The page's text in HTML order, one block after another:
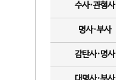
수사·관형사
명사·부사
감탄사·명사